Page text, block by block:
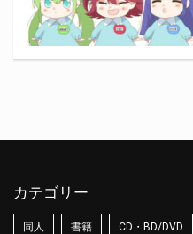
カテゴリー
同人 書籍 CD・BD/DVD